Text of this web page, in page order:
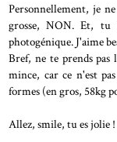
Personnellement, je
grosse, NON. Et,
photogénique. J'aime
Bref, ne te prends pas
mince, car ce n'est
formes (en gros, 58kg
Allez, smile, tu es jolie !